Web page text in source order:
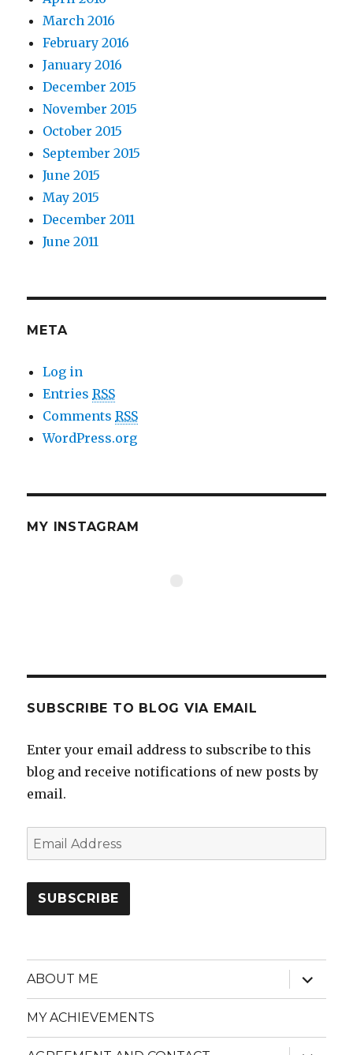
March 2016
February 2016
January 2016
December 2015
November 2015
October 2015
September 2015
June 2015
May 2015
December 2011
June 2011
META
Log in
EntriesRSS
CommentsRSS
WordPress.org
MY INSTAGRAM
SUBSCRIBE TO BLOG VIA EMAIL
Enter your email address to subscribe to this
blog and receive notifications of new posts by
email.
Email
Address
SUBSCRIBE
ABOUT ME
expand
child
menu
MY ACHIEVEMENTS